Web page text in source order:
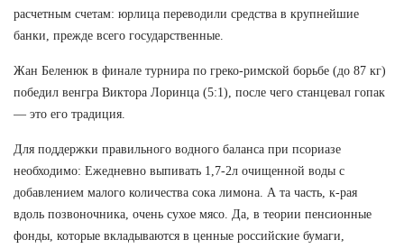
расчетным счетам: юрлица переводили средства в крупнейшие
банки, прежде всего государственные.
Жан Беленюк в финале турнира по греко-римской борьбе (до 87 кг)
победил венгра Виктора Лоринца (5:1), после чего станцевал гопак
— это его традиция.
Для поддержки правильного водного баланса при псориазе
необходимо: Ежедневно выпивать 1,7-2л очищенной воды с
добавлением малого количества сока лимона. А та часть, к-рая
вдоль позвоночника, очень сухое мясо. Да, в теории пенсионные
фонды, которые вкладываются в ценные российские бумаги,